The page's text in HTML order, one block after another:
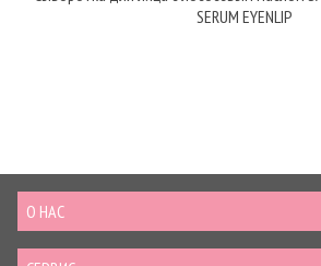
SERUM EYENLIP
О НАС